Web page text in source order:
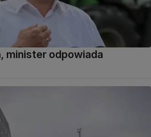
minister odpowiada